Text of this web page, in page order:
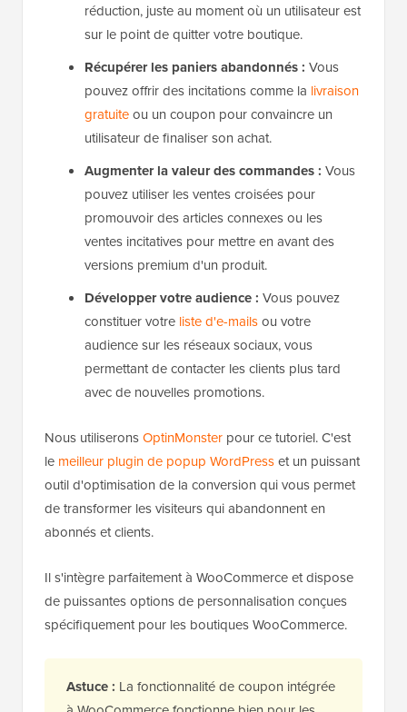
réduction, juste au moment où un utilisateur est
sur le point de quitter votre boutique.
Récupérer les paniers abandonnés : Vous
pouvez offrir des incitations comme la livraison
gratuiteou un coupon pour convaincre un
utilisateur de finaliser son achat.
Augmenter la valeur des commandes : Vous
pouvez utiliser les ventes croisées pour
promouvoir des articles connexes ou les
ventes incitatives pour mettre en avant des
versions premium d'un produit.
Développer votre audience : Vous pouvez
constituer votre liste d'e-mailsou votre
audience sur les réseaux sociaux, vous
permettant de contacter les clients plus tard
avec de nouvelles promotions.
Nous utiliseronsOptinMonster pour ce tutoriel. C'est
le meilleur plugin de popup WordPresset un puissant
outil d'optimisation de la conversion qui vous permet
de transformer les visiteurs qui abandonnent en
abonnés et clients.
Il s'intègre parfaitement à WooCommerce et dispose
de puissantes options de personnalisation conçues
spécifiquement pour les boutiques WooCommerce.
Astuce : La fonctionnalité de coupon intégrée